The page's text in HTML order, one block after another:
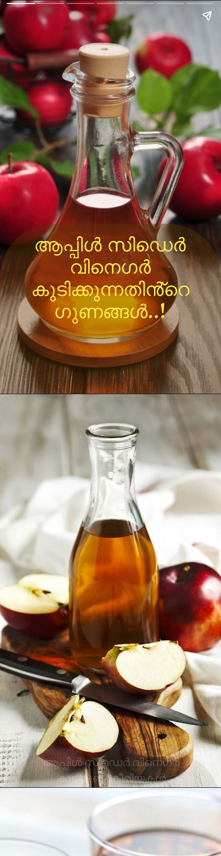
ആപ്പിൾ സിഡെർ
വിനെഗർ
കുടിക്കുന്നതിൻ്റെ
ഗുണങ്ങൾ..!
ആപ്പിൾ സിഡെർ വിനെഗർ
കുടൽ ബാക്ടീരിയകൾ
കൊഴുപ്പുകളെ സംസ്‌കരിക്കുന്ന
രീതി മാറ്റിക്കൊണ്ട് ശരീരഭാരം
കുറയ്ക്കാൻ സഹായിക്കുന്നു.